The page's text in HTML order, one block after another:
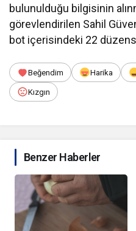
bulunulduğu bilgisinin
görevlendirilen Sahil
bot içerisindeki 22
Beğendim Harika
Kızgın
Benzer Haberler